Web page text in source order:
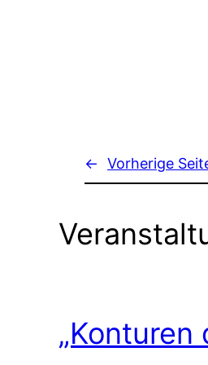
← Vorherige
„Konturen